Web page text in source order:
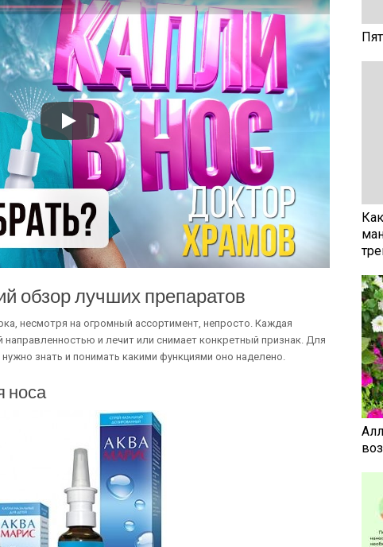
обзор лучших препаратов
несмотря на огромный ассортимент, непросто. Каждая
и лечит или снимает конкретный признак. Для
знать и понимать какими функциями оно наделено.
носа